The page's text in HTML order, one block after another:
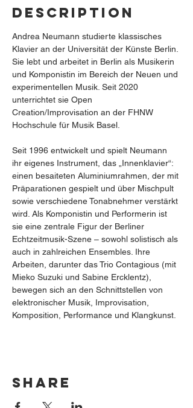
Description
Andrea Neumann studierte klassisches
Klavier an der Universität der Künste Berlin.
Sie lebt und arbeitet in Berlin als Musikerin
und Komponistin im Bereich der Neuen und
experimentellen Musik. Seit 2020
unterrichtet sie Open
Creation/Improvisation an der FHNW
Hochschule für Musik Basel.
Seit 1996 entwickelt und spielt Neumann
ihr eigenes Instrument, das „Innenklavier“:
einen besaiteten Aluminiumrahmen, der mit
Präparationen gespielt und über Mischpult
sowie verschiedene Tonabnehmer verstärkt
wird. Als Komponistin und Performerin ist
sie eine zentrale Figur der Berliner
Echtzeitmusik-Szene – sowohl solistisch als
auch in zahlreichen Ensembles. Ihre
Arbeiten, darunter das Trio Contagious (mit
Mieko Suzuki und Sabine Ercklentz),
bewegen sich an den Schnittstellen von
elektronischer Musik, Improvisation,
Komposition, Performance und Klangkunst.
Share